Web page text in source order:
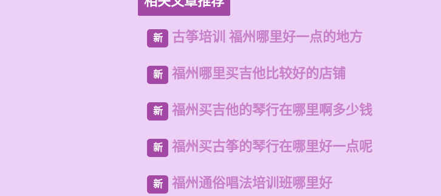
新 古筝培训 福州哪里好一点的地方
新 福州哪里买吉他比较好的店铺
新 福州买吉他的琴行在哪里啊多少钱
新 福州买古筝的琴行在哪里好一点呢
新 福州通俗唱法培训班哪里好